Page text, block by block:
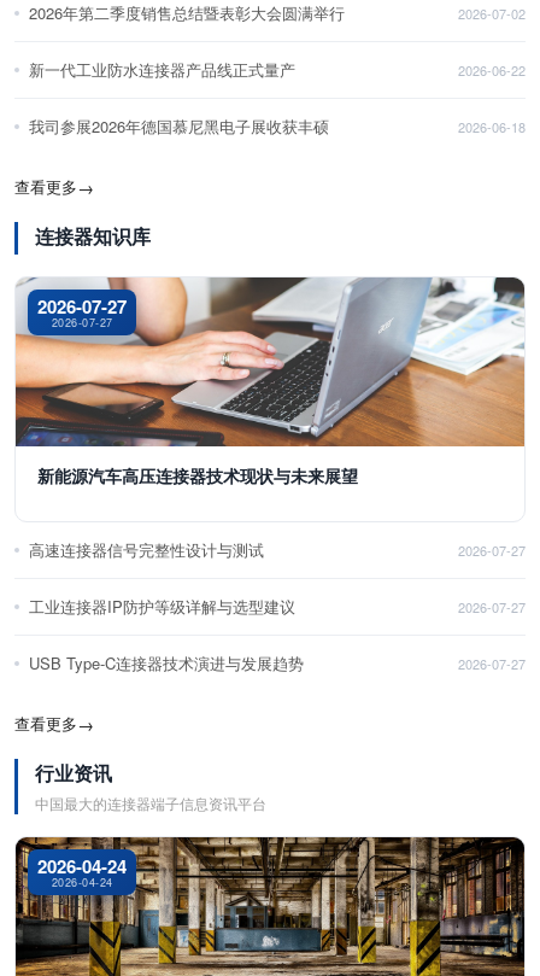
2026年第二季度销售总结暨表彰大会圆满举行 2026-07-02
新一代工业防水连接器产品线正式量产 2026-06-22
我司参展2026年德国慕尼黑电子展收获丰硕 2026-06-18
查看更多→
连接器知识库
2026-07-27
2026-07-27
新能源汽车高压连接器技术现状与未来展望
高速连接器信号完整性设计与测试 2026-07-27
工业连接器IP防护等级详解与选型建议 2026-07-27
USB Type-C连接器技术演进与发展趋势 2026-07-27
查看更多→
行业资讯
中国最大的连接器端子信息资讯平台
2026-04-24
2026-04-24